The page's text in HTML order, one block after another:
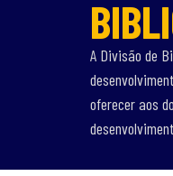
A Divisão de
oferecer aos